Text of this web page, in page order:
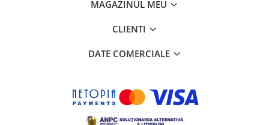
MAGAZINUL MEU
CLIENTI
DATE COMERCIALE